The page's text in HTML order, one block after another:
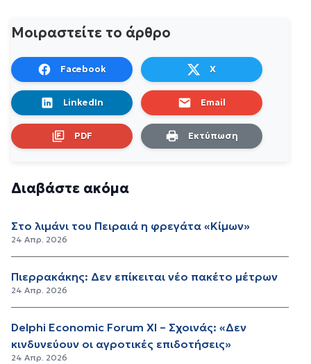
Μοιραστείτε το άρθρο
Facebook X
LinkedIn Email
PDF Εκτύπωση
Διαβάστε ακόμα
Στο λιμάνι του Πειραιά η φρεγάτα «Κίμων»
24 Απρ. 2026
Πιερρακάκης: Δεν επίκειται νέο πακέτο μέτρων
24 Απρ. 2026
Delphi Economic Forum XI – Σχοινάς: «Δεν
κινδυνεύουν οι αγροτικές επιδοτήσεις»
24 Απρ. 2026